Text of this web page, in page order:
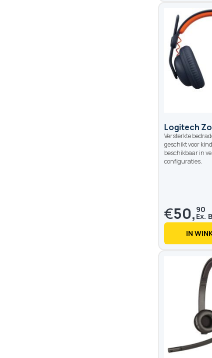
Logitech
Versterkte
geschikt voor
beschikbaar in
configuraties.
€50, 90
IN